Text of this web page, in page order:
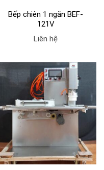
Bếp chiên 1 ngăn BEF-
121V
Liên hệ